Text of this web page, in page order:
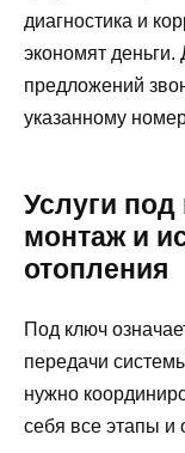
диагностика и
экономят деньги.
предложений
указанному
Услуги
монтаж и
отопления
Под ключ
передачи
нужно
себя все этапы и